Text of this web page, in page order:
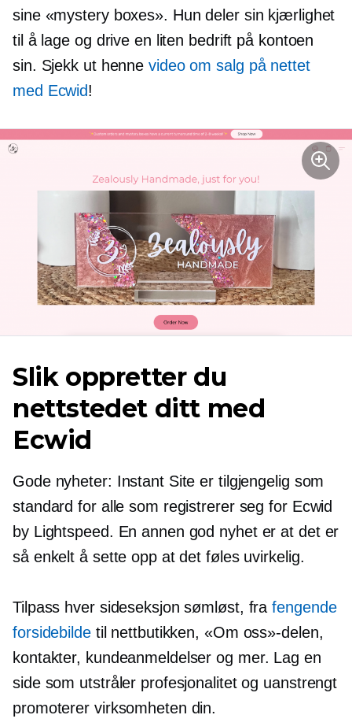
sine «mystery boxes». Hun deler sin kjærlighet
til å lage og drive en liten bedrift på kontoen
sin. Sjekk ut henne video om salg på nettet
med Ecwid!
Slik oppretter du
nettstedet ditt med
Ecwid
Gode ​​nyheter: Instant Site er tilgjengelig som
standard for alle som registrerer seg for Ecwid
by Lightspeed. En annen god nyhet er at det er
så enkelt å sette opp at det føles uvirkelig.
Tilpass hver sideseksjon sømløst, frafengende
forsidebildetil nettbutikken, «Om oss»-delen,
kontakter, kundeanmeldelser og mer. Lag en
side som utstråler profesjonalitet og uanstrengt
promoterer virksomheten din.